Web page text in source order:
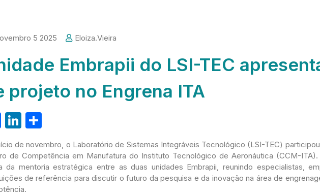
5 2025 Eloiza.vieira
Embrapii do LSI-TEC
projeto no Engrena ITA
F
a
c
e
b
Li
k
e
dI
S
h
ar
e
de novembro, o Laboratório de Sistemas Integráveis Tecnológico (LSI-TEC)
de Competência em Manufatura do Instituto Tecnológico de Aeronáutica (CCM-
da mentoria estratégica entre as duas unidades Embrapii, reunindo especialistas,
de referência para discutir o futuro da pesquisa e da inovação na área de